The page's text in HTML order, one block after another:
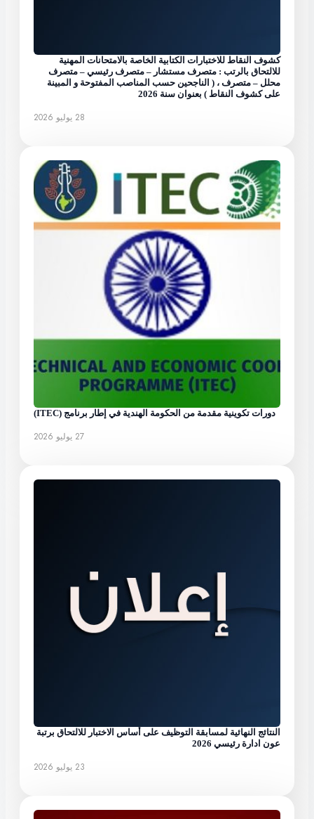
كشوف النقاط للاختبارات الكتابية الخاصة بالامتحانات المهنية
للالتحاق بالرتب : متصرف مستشار – متصرف رئيسي – متصرف
محلل – متصرف ، ( الناجحين حسب المناصب المفتوحة و المبينة
على كشوف النقاط ) بعنوان سنة 2026
28 يوليو 2026
دورات تكوينية مقدمة من الحكومة الهندية في إطار برنامج (ITEC)
27 يوليو 2026
النتائج النهائية لمسابقة التوظيف على أساس الاختبار للالتحاق برتبة
عون ادارة رئيسي 2026
23 يوليو 2026